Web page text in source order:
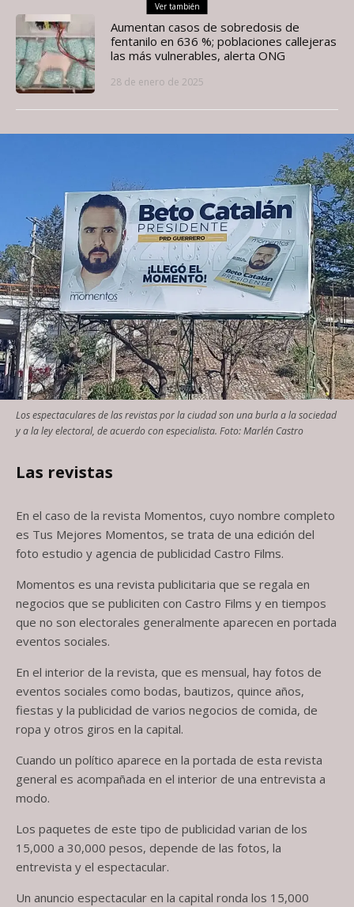
Ver también
Aumentan casos de sobredosis de
fentanilo en 636 %; poblaciones callejeras
las más vulnerables, alerta ONG
28 de enero de 2025
Los espectaculares de las revistas por la ciudad son una burla a la sociedad
y a la ley electoral, de acuerdo con especialista. Foto: Marlén Castro
Las revistas
En el caso de la revista Momentos, cuyo nombre completo
es Tus Mejores Momentos, se trata de una edición del
foto estudio y agencia de publicidad Castro Films.
Momentos es una revista publicitaria que se regala en
negocios que se publiciten con Castro Films y en tiempos
que no son electorales generalmente aparecen en portada
eventos sociales.
En el interior de la revista, que es mensual, hay fotos de
eventos sociales como bodas, bautizos, quince años,
fiestas y la publicidad de varios negocios de comida, de
ropa y otros giros en la capital.
Cuando un político aparece en la portada de esta revista
general es acompañada en el interior de una entrevista a
modo.
Los paquetes de este tipo de publicidad varian de los
15,000 a 30,000 pesos, depende de las fotos, la
entrevista y el espectacular.
Un anuncio espectacular en la capital ronda los 15,000